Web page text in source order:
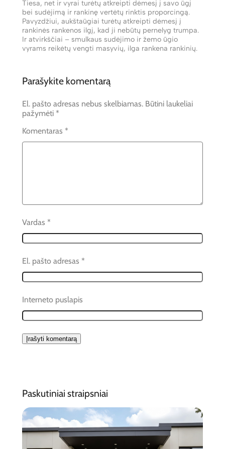
Tiesa, net ir vyrai turėtų atkreipti dėmesį į savo ūgį
bei sudėjimą ir rankinę vertėtų rinktis proporcingą.
Pavyzdžiui, aukštaūgiai turėtų atkreipti dėmesį į
rankinės rankenos ilgį, kad ji nebūtų pernelyg trumpa.
Ir atvirkščiai – smulkaus sudėjimo ir žemo ūgio
vyrams reikėtų vengti masyvių, ilga rankena rankinių.
Parašykite komentarą
El. pašto adresas nebus skelbiamas. Būtini laukeliai
pažymėti *
Komentaras *
Vardas *
El. pašto adresas *
Interneto puslapis
Paskutiniai straipsniai